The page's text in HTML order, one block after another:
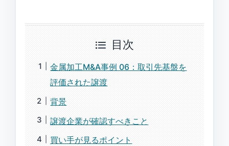
目次
金属加工M&A事例 06：取引先基盤を
評価された譲渡
背景
譲渡企業が確認すべきこと
買い手が見るポイント